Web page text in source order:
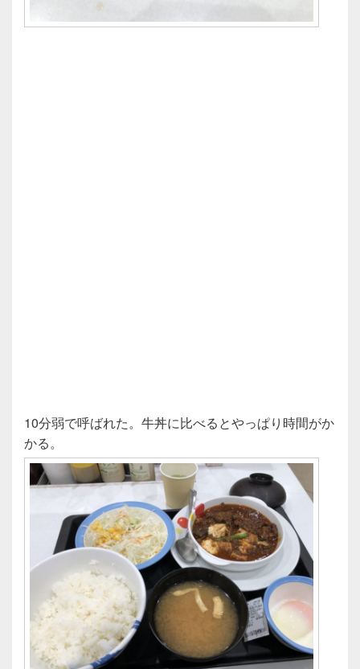
10分弱で呼ばれた。牛丼に比べるとやっぱり時間がか
かる。